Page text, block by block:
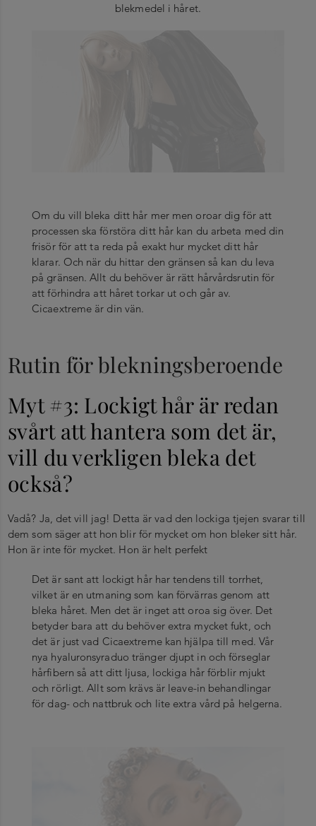
blekmedel i håret.
Om du vill bleka ditt hår mer men oroar dig för att
processen ska förstöra ditt hår kan du arbeta med din
frisör för att ta reda på exakt hur mycket ditt hår
klarar. Och när du hittar den gränsen så kan du leva
på gränsen. Allt du behöver är rätt hårvårdsrutin för
att förhindra att håret torkar ut och går av.
Cicaextreme är din vän.
Rutin för blekningsberoende
Myt #3: Lockigt hår är redan
svårt att hantera som det är,
vill du verkligen bleka det
också?
Vadå? Ja, det vill jag! Detta är vad den lockiga tjejen svarar till
dem som säger att hon blir för mycket om hon bleker sitt hår.
Hon är inte för mycket. Hon är helt perfekt
Det är sant att lockigt hår har tendens till torrhet,
vilket är en utmaning som kan förvärras genom att
bleka håret. Men det är inget att oroa sig över. Det
betyder bara att du behöver extra mycket fukt, och
det är just vad Cicaextreme kan hjälpa till med. Vår
nya hyaluronsyraduo tränger djupt in och förseglar
hårfibern så att ditt ljusa, lockiga hår förblir mjukt
och rörligt. Allt som krävs är leave-in behandlingar
för dag- och nattbruk och lite extra vård på helgerna.